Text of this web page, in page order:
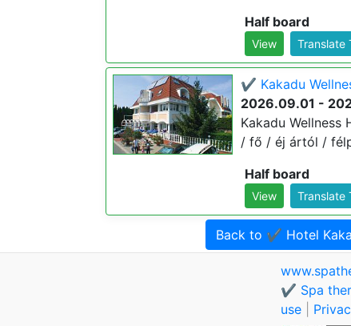
Half board
View Translate
✔️ Kakadu
2026.09.01 -
Kakadu
/ fő / éj ártól /
Half board
View Translate
Back to ✔️ Hotel
✔️ Spa
use